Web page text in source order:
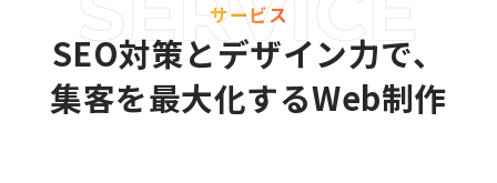
サービス
SEO対策とデザイン力で、
集客を最大化するWeb制作